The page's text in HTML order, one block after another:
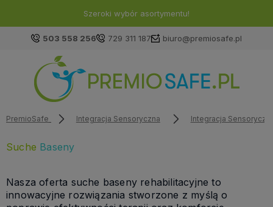
Szeroki wybór asortymentu!
503 558 256 729 311 187 biuro@premiosafe.pl
PremioSafe Integracja Sensoryczna Integracja
Suche Baseny
Nasza oferta suche baseny rehabilitacyjne to
innowacyjne rozwiązania stworzone z myślą o